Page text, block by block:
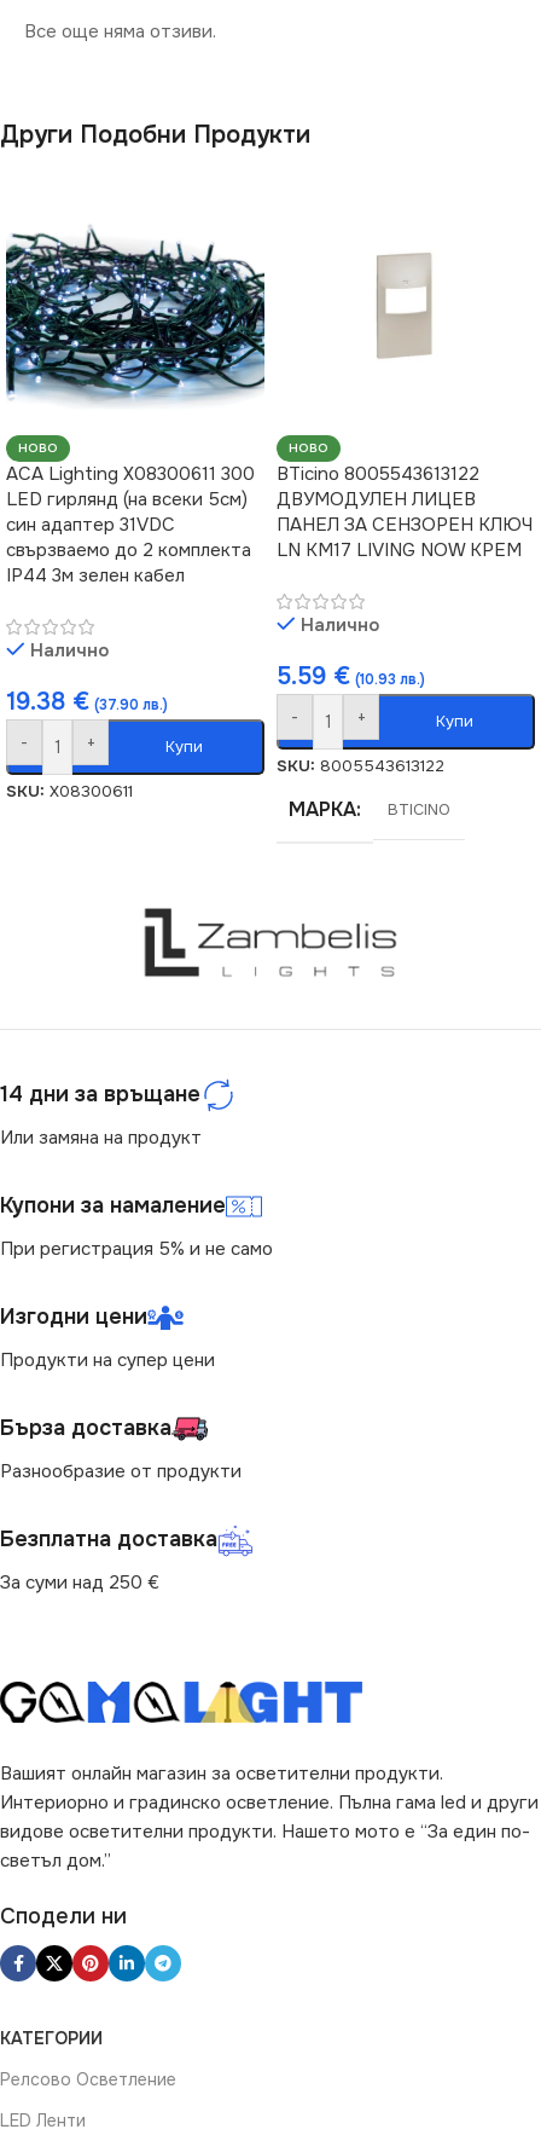
Все още няма отзиви.
Други Подобни Продукти
НОВО
ACA Lighting X08300611 300
LED гирлянд (на всеки 5см)
син адаптер 31VDC
свързваемо до 2 комплекта
IP44 3м зелен кабел
Налично
19.38 € (37.90 лв.)
- + Купи
SKU: X08300611
НОВО
BTicino 8005543613122
ДВУМОДУЛЕН ЛИЦЕВ
ПАНЕЛ ЗА СЕНЗОРЕН КЛЮЧ
LN KM17 LIVING NOW КРЕМ
Налично
5.59 € (10.93 лв.)
- + Купи
SKU: 8005543613122
МАРКА BTICINO
14 дни за връщане
Или замяна на продукт
Купони за намаление
При регистрация 5% и не само
Изгодни цени
Продукти на супер цени
Бърза доставка
Разнообразие от продукти
Безплатна доставка
За суми над 250 €
Вашият онлайн магазин за осветителни продукти.
Интериорно и градинско осветление. Пълна гама led и други
видове осветителни продукти. Нашето мото е “За един по-
светъл дом.”
Сподели ни
КАТЕГОРИИ
Релсово Осветление
LED Ленти